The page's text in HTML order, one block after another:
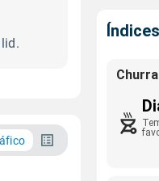
Índices